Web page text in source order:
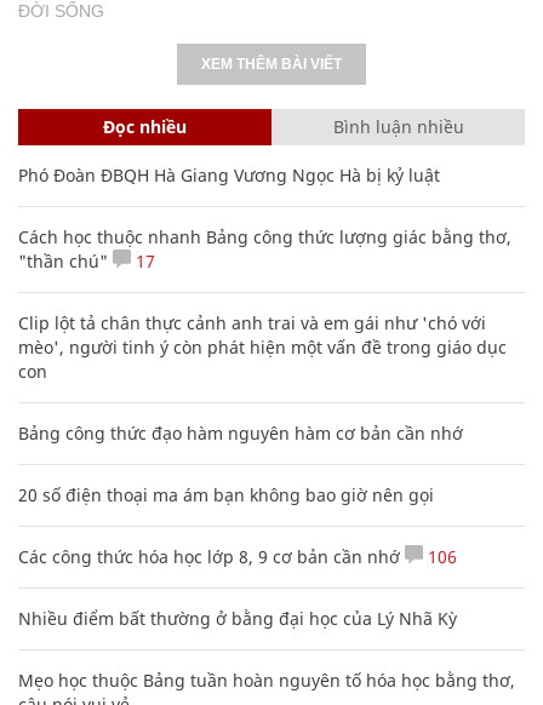
ĐỜI SỐNG
XEM THÊM BÀI VIẾT
Đọc nhiều Bình luận nhiều
Phó Đoàn ĐBQH Hà Giang Vương Ngọc Hà bị kỷ luật
Cách học thuộc nhanh Bảng công thức lượng giác bằng thơ,
"thần chú"
17
Clip lột tả chân thực cảnh anh trai và em gái như 'chó với
mèo', người tinh ý còn phát hiện một vấn đề trong giáo dục
con
Bảng công thức đạo hàm nguyên hàm cơ bản cần nhớ
20 số điện thoại ma ám bạn không bao giờ nên gọi
Các công thức hóa học lớp 8, 9 cơ bản cần nhớ 106
Nhiều điểm bất thường ở bằng đại học của Lý Nhã Kỳ
Mẹo học thuộc Bảng tuần hoàn nguyên tố hóa học bằng thơ,